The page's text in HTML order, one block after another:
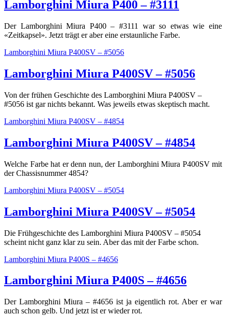
Lamborghini Miura P400 – #3111
Der Lamborghini Miura P400 – #3111 war so etwas wie eine
«Zeitkapsel». Jetzt trägt er aber eine erstaunliche Farbe.
Lamborghini Miura P400SV – #5056
Lamborghini Miura P400SV – #5056
Von der frühen Geschichte des Lamborghini Miura P400SV –
#5056 ist gar nichts bekannt. Was jeweils etwas skeptisch macht.
Lamborghini Miura P400SV – #4854
Lamborghini Miura P400SV – #4854
Welche Farbe hat er denn nun, der Lamborghini Miura P400SV mit
der Chassisnummer 4854?
Lamborghini Miura P400SV – #5054
Lamborghini Miura P400SV – #5054
Die Frühgeschichte des Lamborghini Miura P400SV – #5054
scheint nicht ganz klar zu sein. Aber das mit der Farbe schon.
Lamborghini Miura P400S – #4656
Lamborghini Miura P400S – #4656
Der Lamborghini Miura – #4656 ist ja eigentlich rot. Aber er war
auch schon gelb. Und jetzt ist er wieder rot.